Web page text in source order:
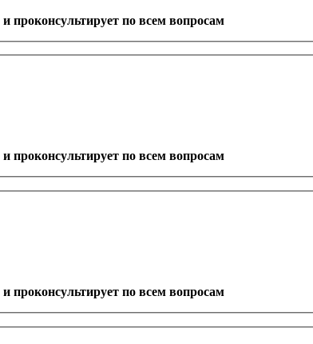
и проконсультирует по всем вопросам
и проконсультирует по всем вопросам
и проконсультирует по всем вопросам